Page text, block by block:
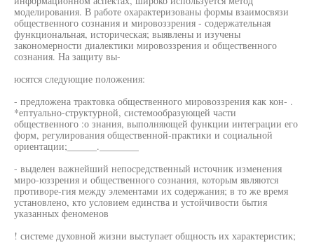
моделирования. В работе охарактеризованы формы взаимосвязи
общественного сознания и мировоззрения - содержательная
функциональная, историческая; выявлены и изучены
закономерности диалектики мировоззрения и общественного
сознания. На защиту вы-
юсятся следующие положения:
- предложена трактовка общественного мировоззрения как кон- .
*ептуально-структурной, системообразующей части
общественного :о знания, выполняющей функции интеграции его
форм, регулирования общественной-практики и социальной
ориентации;______.________
- выделен важнейший непосредственный источник изменения
миро-юззрения и общественного сознания, которым являются
противоре-гия между элементами их содержания; в то же время
установлено, кто условием единства и устойчивости бытия
указанных феноменов
! системе духовной жизни выступает общность их характеристик;